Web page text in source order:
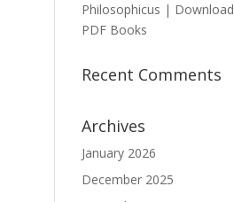
Philosophicus | Download
PDF Books
Recent Comments
Archives
January 2026
December 2025